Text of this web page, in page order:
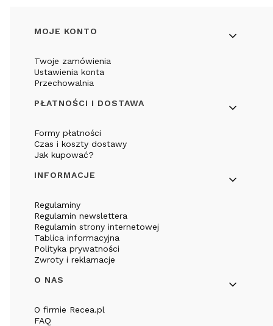
Linki w stopce
MOJE KONTO
Twoje zamówienia
Ustawienia konta
Przechowalnia
PŁATNOŚCI I DOSTAWA
Formy płatności
Czas i koszty dostawy
Jak kupować?
INFORMACJE
Regulaminy
Regulamin newslettera
Regulamin strony internetowej
Tablica informacyjna
Polityka prywatności
Zwroty i reklamacje
O NAS
O firmie Recea.pl
FAQ